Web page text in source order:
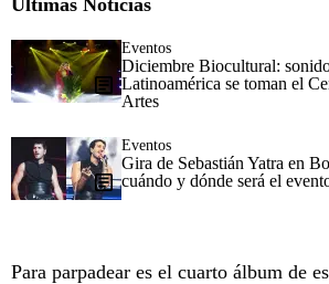
Eventos
Diciembre Biocultural:
Latinoamérica se toman el
Artes
Eventos
Gira de Sebastián Yatra en
cuándo y dónde será el
Para parpadear es el cuarto álbum de